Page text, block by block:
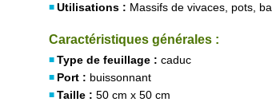
Utilisations : Massifs de vivaces, pots,
Caractéristiques générales :
Type de feuillage : caduc
Port : buissonnant
Taille : 50 cm x 50 cm